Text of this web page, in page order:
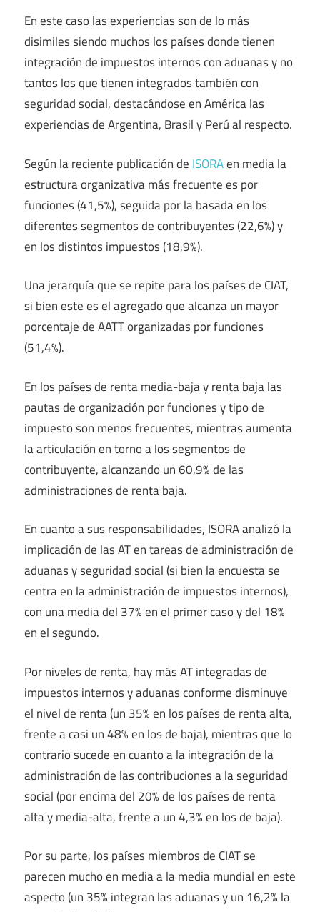
En este caso las experiencias son de lo más
disimiles siendo muchos los países donde tienen
integración de impuestos internos con aduanas y no
tantos los que tienen integrados también con
seguridad social, destacándose en América las
experiencias de Argentina, Brasil y Perú al respecto.
Según la reciente publicación de ISORAen media la
estructura organizativa más frecuente es por
funciones (41,5%), seguida por la basada en los
diferentes segmentos de contribuyentes (22,6%) y
en los distintos impuestos (18,9%).
Una jerarquía que se repite para los países de CIAT,
si bien este es el agregado que alcanza un mayor
porcentaje de AATT organizadas por funciones
(51,4%).
En los países de renta media-baja y renta baja las
pautas de organización por funciones y tipo de
impuesto son menos frecuentes, mientras aumenta
la articulación en torno a los segmentos de
contribuyente, alcanzando un 60,9% de las
administraciones de renta baja.
En cuanto a sus responsabilidades, ISORA analizó la
implicación de las AT en tareas de administración de
aduanas y seguridad social (si bien la encuesta se
centra en la administración de impuestos internos),
con una media del 37% en el primer caso y del 18%
en el segundo.
Por niveles de renta, hay más AT integradas de
impuestos internos y aduanas conforme disminuye
el nivel de renta (un 35% en los países de renta alta,
frente a casi un 48% en los de baja), mientras que lo
contrario sucede en cuanto a la integración de la
administración de las contribuciones a la seguridad
social (por encima del 20% de los países de renta
alta y media-alta, frente a un 4,3% en los de baja).
Por su parte, los países miembros de CIAT se
parecen mucho en media a la media mundial en este
aspecto (un 35% integran las aduanas y un 16,2% la